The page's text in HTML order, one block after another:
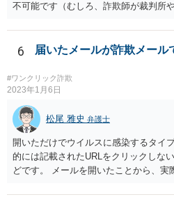
不可能です（むしろ、詐欺師が裁判所
6 届いたメールが詐欺メール
#ワンクリック詐欺
2023年1月6日
松尾 雅史 弁護士
開いただけでウイルスに感染するタイ
的には記載されたURLをクリックしな
どです。 メールを開いたことから、
惑メールが増える程度の不利益にとど